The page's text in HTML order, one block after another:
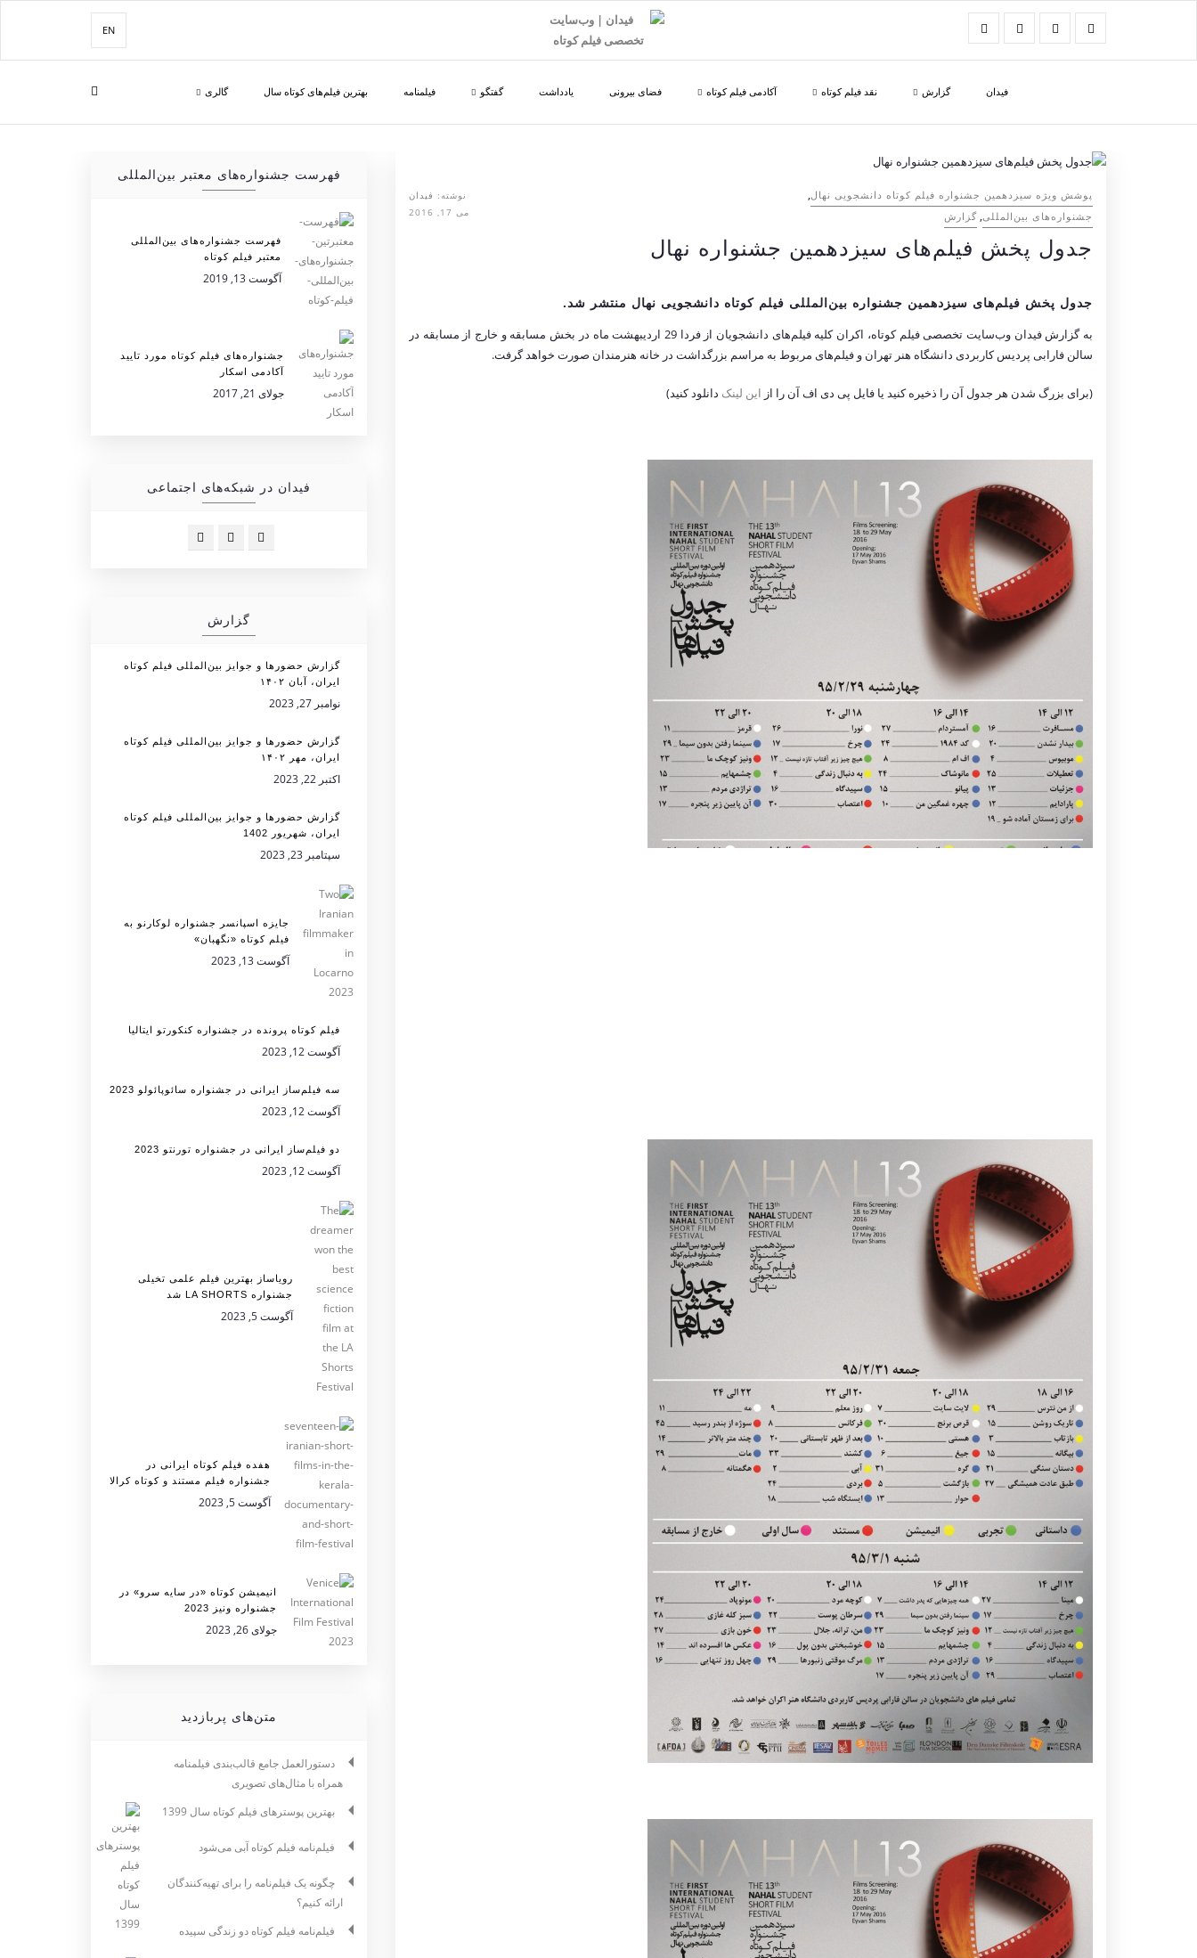
EN
فیدان گزارش نقد فیلم کوتاه آکادمی فیلم کوتاه فضای بیرونی یادداشت گفتگو فیلمنامه بهترین فیلم‌های کوتاه سال گالری
پوشش ویژه سیزدهمین جشنواره فیلم کوتاه دانشجویی نهال,
‌‌جشنواره‌های بین‌المللی, گزارش
نوشته: فیدان
می 17, 2016
جدول پخش فیلم‌های سیزدهمین جشنواره نهال
جدول پخش فیلم‌های سیزدهمین جشنواره بین‌المللی فیلم کوتاه دانشجویی نهال منتشر شد.
به گزارش فیدان وب‌سایت تخصصی فیلم کوتاه، اکران کلیه فیلم‌های دانشجویان از فردا 29 اردیبهشت ماه در بخش مسابقه و خارج از مسابقه در
سالن فارابی پردیس کاربردی دانشگاه هنر تهران و فیلم‌های مربوط به مراسم بزرگداشت در خانه هنرمندان صورت خواهد گرفت.
(برای بزرگ شدن هر جدول آن را ذخیره کنید یا فایل پی دی اف آن را از این لینک دانلود کنید)
فهرست جشنواره‌های معتبر بین‌المللی
فهرست جشنواره‌های بین‌المللی
معتبر فیلم کوتاه
آگوست 13, 2019
جشنواره‌های فیلم کوتاه مورد تایید
آکادمی اسکار
جولای 21, 2017
فیدان در شبکه‌های اجتماعی
گزارش
گزارش حضورها و جوایز بین‌المللی فیلم کوتاه
ایران، آبان ۱۴۰۲
نوامبر 27, 2023
گزارش حضورها و جوایز بین‌المللی فیلم کوتاه
ایران، مهر ۱۴۰۲
اکتبر 22, 2023
گزارش حضورها و جوایز بین‌المللی فیلم کوتاه
ایران، شهریور 1402
سپتامبر 23, 2023
جایزه اسپانسر جشنواره لوکارنو به
فیلم کوتاه «نگهبان»
آگوست 13, 2023
فیلم کوتاه پرونده در جشنواره کنکورتو ایتالیا
آگوست 12, 2023
سه فیلم‌ساز ایرانی در جشنواره سائوپائولو 2023
آگوست 12, 2023
دو فیلم‌ساز ایرانی در جشنواره تورنتو 2023
آگوست 12, 2023
رویاساز بهترین فیلم علمی تخیلی
جشنواره LA SHORTS شد
آگوست 5, 2023
هفده فیلم کوتاه ایرانی در
جشنواره فیلم مستند و کوتاه کرالا
آگوست 5, 2023
انیمیشن کوتاه «در سایه سرو» در
جشنواره ونیز 2023
جولای 26, 2023
متن‌های پربازدید
دستورالعمل جامع قالب‌بندی فیلمنامه
همراه با مثال‌های تصویری
بهترین پوسترهای فیلم کوتاه سال 1399
فیلم‌نامه فیلم کوتاه آبی می‌شود
چگونه یک فیلم‌نامه را برای تهیه‌کنندگان
ارائه کنیم؟
فیلم‌نامه فیلم کوتاه دو زندگی سپیده